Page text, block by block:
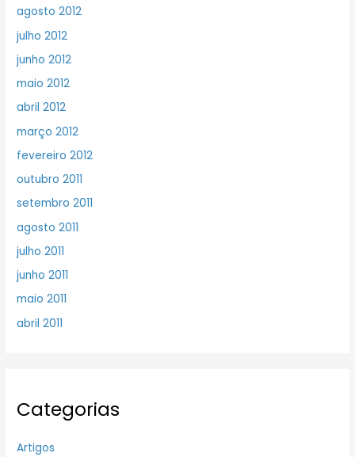
agosto 2012
julho 2012
junho 2012
maio 2012
abril 2012
março 2012
fevereiro 2012
outubro 2011
setembro 2011
agosto 2011
julho 2011
junho 2011
maio 2011
abril 2011
Categorias
Artigos